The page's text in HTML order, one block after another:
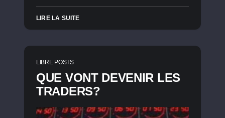
LIRE LA SUITE
LIBRE POSTS
QUE VONT DEVENIR LES
TRADERS?